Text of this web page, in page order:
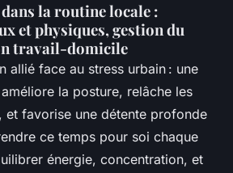
la routine locale :
et physiques, gestion du
travail-domicile
allié face au stress urbain : une
la posture, relâche les
et favorise une détente profonde
ce temps pour soi chaque
énergie, concentration, et